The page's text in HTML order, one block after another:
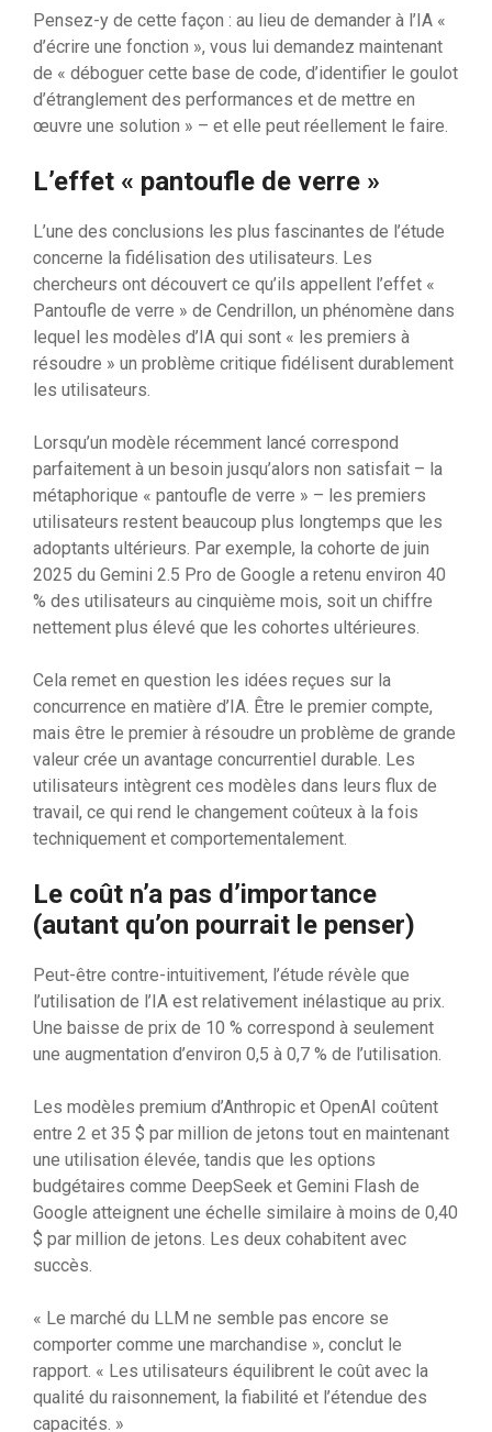
Pensez-y de cette façon : au lieu de demander à l’IA «
d’écrire une fonction », vous lui demandez maintenant
de « déboguer cette base de code, d’identifier le goulot
d’étranglement des performances et de mettre en
œuvre une solution » – et elle peut réellement le faire.
L’effet « pantoufle de verre »
L’une des conclusions les plus fascinantes de l’étude
concerne la fidélisation des utilisateurs. Les
chercheurs ont découvert ce qu’ils appellent l’effet «
Pantoufle de verre » de Cendrillon, un phénomène dans
lequel les modèles d’IA qui sont « les premiers à
résoudre » un problème critique fidélisent durablement
les utilisateurs.
Lorsqu’un modèle récemment lancé correspond
parfaitement à un besoin jusqu’alors non satisfait – la
métaphorique « pantoufle de verre » – les premiers
utilisateurs restent beaucoup plus longtemps que les
adoptants ultérieurs. Par exemple, la cohorte de juin
2025 du Gemini 2.5 Pro de Google a retenu environ 40
% des utilisateurs au cinquième mois, soit un chiffre
nettement plus élevé que les cohortes ultérieures.
Cela remet en question les idées reçues sur la
concurrence en matière d’IA. Être le premier compte,
mais être le premier à résoudre un problème de grande
valeur crée un avantage concurrentiel durable. Les
utilisateurs intègrent ces modèles dans leurs flux de
travail, ce qui rend le changement coûteux à la fois
techniquement et comportementalement.
Le coût n’a pas d’importance
(autant qu’on pourrait le penser)
Peut-être contre-intuitivement, l’étude révèle que
l’utilisation de l’IA est relativement inélastique au prix.
Une baisse de prix de 10 % correspond à seulement
une augmentation d’environ 0,5 à 0,7 % de l’utilisation.
Les modèles premium d’Anthropic et OpenAI coûtent
entre 2 et 35 $ par million de jetons tout en maintenant
une utilisation élevée, tandis que les options
budgétaires comme DeepSeek et Gemini Flash de
Google atteignent une échelle similaire à moins de 0,40
$ par million de jetons. Les deux cohabitent avec
succès.
« Le marché du LLM ne semble pas encore se
comporter comme une marchandise », conclut le
rapport. « Les utilisateurs équilibrent le coût avec la
qualité du raisonnement, la fiabilité et l’étendue des
capacités. »